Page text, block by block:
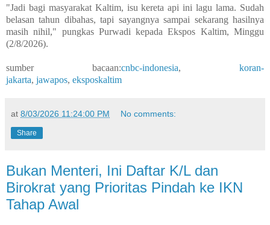
"Jadi bagi masyarakat Kaltim, isu kereta api ini lagu lama. Sudah
belasan tahun dibahas, tapi sayangnya sampai sekarang hasilnya
masih nihil," pungkas Purwadi kepada Ekspos Kaltim, Minggu
(2/8/2026).
sumber bacaan:cnbc-indonesia, koran-
jakarta, jawapos, eksposkaltim
at 8/03/2026 11:24:00 PM No comments:
Share
Bukan Menteri, Ini Daftar K/L dan
Birokrat yang Prioritas Pindah ke IKN
Tahap Awal